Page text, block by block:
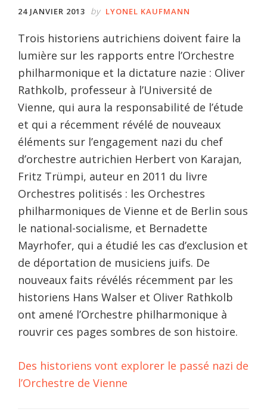
24 JANVIER 2013 by LYONEL KAUFMANN
Trois historiens autrichiens doivent faire la
lumière sur les rapports entre l’Orchestre
philharmonique et la dictature nazie : Oliver
Rathkolb, professeur à l’Université de
Vienne, qui aura la responsabilité de l’étude
et qui a récemment révélé de nouveaux
éléments sur l’engagement nazi du chef
d’orchestre autrichien Herbert von Karajan,
Fritz Trümpi, auteur en 2011 du livre
Orchestres politisés : les Orchestres
philharmoniques de Vienne et de Berlin sous
le national-socialisme, et Bernadette
Mayrhofer, qui a étudié les cas d’exclusion et
de déportation de musiciens juifs. De
nouveaux faits révélés récemment par les
historiens Hans Walser et Oliver Rathkolb
ont amené l’Orchestre philharmonique à
rouvrir ces pages sombres de son histoire.
Des historiens vont explorer le passé nazi de
l’Orchestre de Vienne